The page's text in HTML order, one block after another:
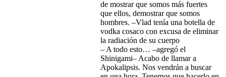
de mostrar que somos más fuertes
que ellos, demostrar que somos
hombres. –Vlad tenía una botella de
vodka cosaco con excusa de eliminar
la radiación de su cuerpo
– A todo esto… –agregó el
Shinigami– Acabo de llamar a
Apokalipsis. Nos vendrán a buscar